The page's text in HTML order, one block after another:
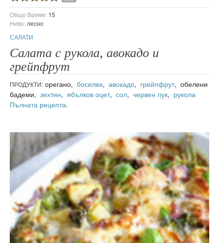
Общо Време: 15
Ниво: лесно
САЛАТИ
Салата с рукола, авокадо и
грейпфрут
ПРОДУКТИ: орегано, босилек, авокадо, грейпфрут, обелени
бадеми, зехтин, ябълков оцет, сол, червен лук, рукола
Пълната рецепта.